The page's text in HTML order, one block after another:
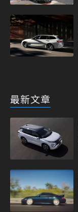
最新文章